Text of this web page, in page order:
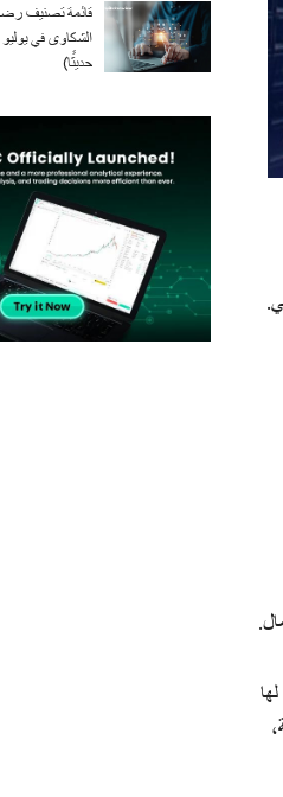
قائمة تصنيف
حديثًا)